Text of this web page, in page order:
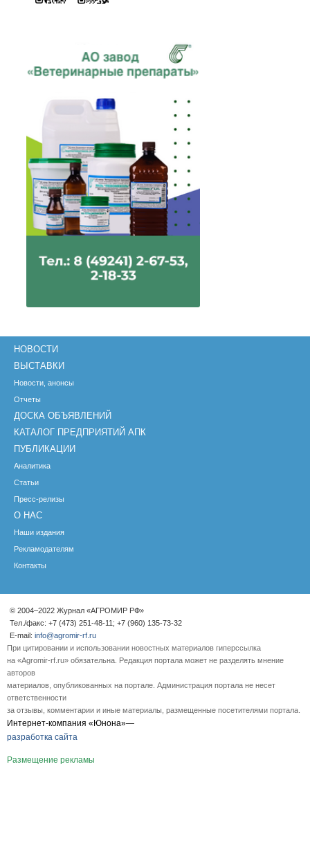
НОВОСТИ
ВЫСТАВКИ
Новости, анонсы
Отчеты
ДОСКА ОБЪЯВЛЕНИЙ
КАТАЛОГ ПРЕДПРИЯТИЙ АПК
ПУБЛИКАЦИИ
Аналитика
Статьи
Пресс-релизы
О НАС
Наши издания
Рекламодателям
Контакты
© 2004–2022 Журнал «АГРОМИР РФ»
Тел./факс: +7 (473) 251-48-11; +7 (960) 135-73-32
E-mail: info@agromir-rf.ru
При цитировании и использовании новостных материалов гиперссылка
на «Agromir-rf.ru» обязательна. Редакция портала может не разделять мнение
авторов
материалов, опубликованных на портале. Администрация портала не несет
ответственности
за отзывы, комментарии и иные материалы, размещенные посетителями портала.
Интернет-компания «Юнона»—
разработка сайта
Размещение рекламы